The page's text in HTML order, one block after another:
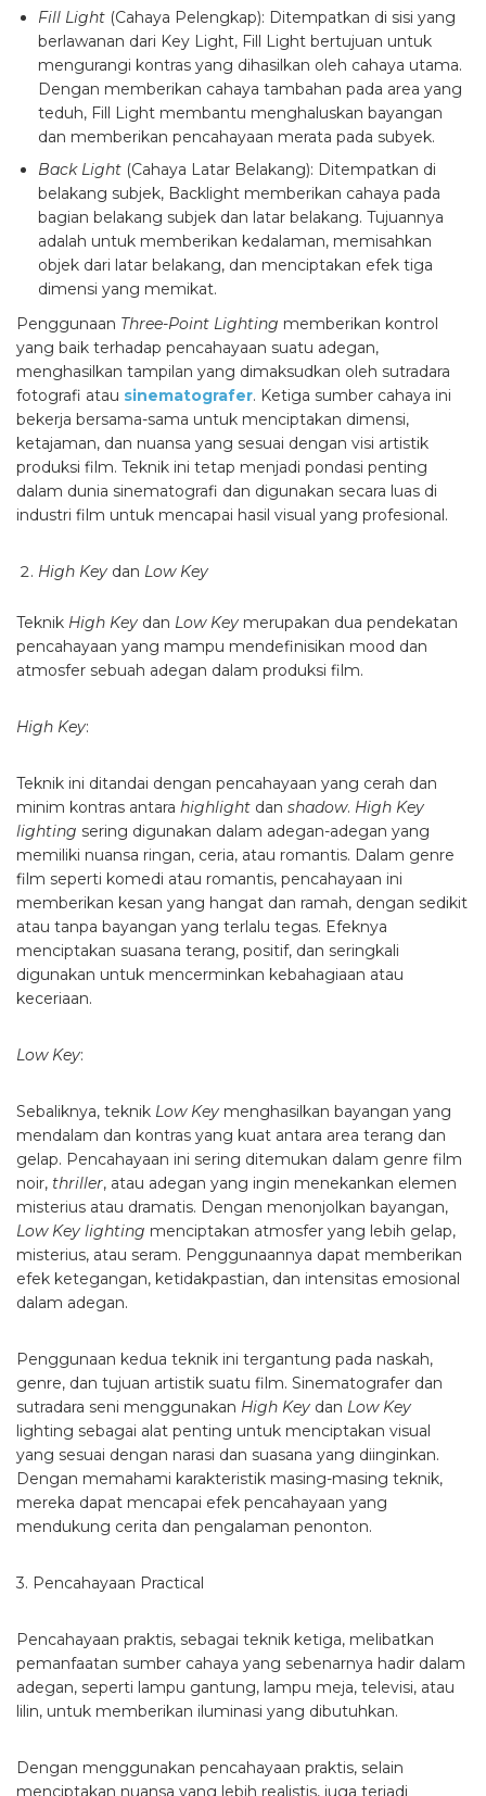
Fill Light (Cahaya Pelengkap): Ditempatkan di sisi yang
berlawanan dari Key Light, Fill Light bertujuan untuk
mengurangi kontras yang dihasilkan oleh cahaya utama.
Dengan memberikan cahaya tambahan pada area yang
teduh, Fill Light membantu menghaluskan bayangan
dan memberikan pencahayaan merata pada subyek.
Back Light (Cahaya Latar Belakang): Ditempatkan di
belakang subjek, Backlight memberikan cahaya pada
bagian belakang subjek dan latar belakang. Tujuannya
adalah untuk memberikan kedalaman, memisahkan
objek dari latar belakang, dan menciptakan efek tiga
dimensi yang memikat.
Penggunaan Three-Point Lighting memberikan kontrol
yang baik terhadap pencahayaan suatu adegan,
menghasilkan tampilan yang dimaksudkan oleh sutradara
fotografi atau sinematografer. Ketiga sumber cahaya ini
bekerja bersama-sama untuk menciptakan dimensi,
ketajaman, dan nuansa yang sesuai dengan visi artistik
produksi film. Teknik ini tetap menjadi pondasi penting
dalam dunia sinematografi dan digunakan secara luas di
industri film untuk mencapai hasil visual yang profesional.
High Key dan Low Key
Teknik High Key dan Low Key merupakan dua pendekatan
pencahayaan yang mampu mendefinisikan mood dan
atmosfer sebuah adegan dalam produksi film.
High Key:
Teknik ini ditandai dengan pencahayaan yang cerah dan
minim kontras antara highlight dan shadow. High Key
lighting sering digunakan dalam adegan-adegan yang
memiliki nuansa ringan, ceria, atau romantis. Dalam genre
film seperti komedi atau romantis, pencahayaan ini
memberikan kesan yang hangat dan ramah, dengan sedikit
atau tanpa bayangan yang terlalu tegas. Efeknya
menciptakan suasana terang, positif, dan seringkali
digunakan untuk mencerminkan kebahagiaan atau
keceriaan.
Low Key:
Sebaliknya, teknik Low Key menghasilkan bayangan yang
mendalam dan kontras yang kuat antara area terang dan
gelap. Pencahayaan ini sering ditemukan dalam genre film
noir, thriller, atau adegan yang ingin menekankan elemen
misterius atau dramatis. Dengan menonjolkan bayangan,
Low Key lighting menciptakan atmosfer yang lebih gelap,
misterius, atau seram. Penggunaannya dapat memberikan
efek ketegangan, ketidakpastian, dan intensitas emosional
dalam adegan.
Penggunaan kedua teknik ini tergantung pada naskah,
genre, dan tujuan artistik suatu film. Sinematografer dan
sutradara seni menggunakan High Key dan Low Key
lighting sebagai alat penting untuk menciptakan visual
yang sesuai dengan narasi dan suasana yang diinginkan.
Dengan memahami karakteristik masing-masing teknik,
mereka dapat mencapai efek pencahayaan yang
mendukung cerita dan pengalaman penonton.
3. Pencahayaan Practical
Pencahayaan praktis, sebagai teknik ketiga, melibatkan
pemanfaatan sumber cahaya yang sebenarnya hadir dalam
adegan, seperti lampu gantung, lampu meja, televisi, atau
lilin, untuk memberikan iluminasi yang dibutuhkan.
Dengan menggunakan pencahayaan praktis, selain
menciptakan nuansa yang lebih realistis, juga terjadi